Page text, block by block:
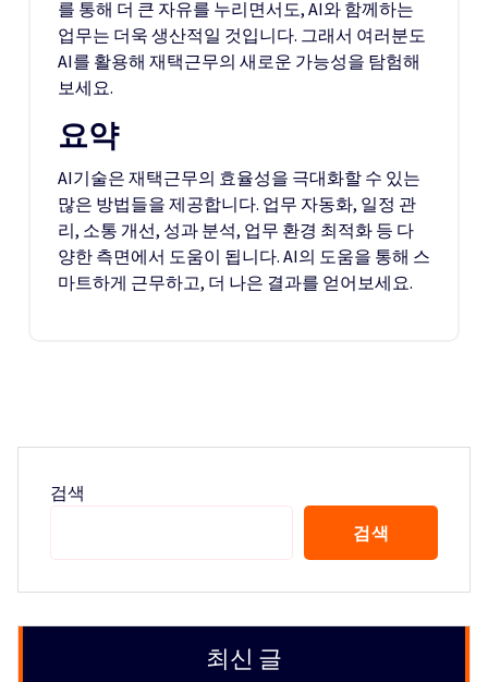
를 통해 더 큰 자유를 누리면서도, AI와 함께하는
업무는 더욱 생산적일 것입니다. 그래서 여러분도
AI를 활용해 재택근무의 새로운 가능성을 탐험해
보세요.
요약
AI기술은 재택근무의 효율성을 극대화할 수 있는
많은 방법들을 제공합니다. 업무 자동화, 일정 관
리, 소통 개선, 성과 분석, 업무 환경 최적화 등 다
양한 측면에서 도움이 됩니다. AI의 도움을 통해 스
마트하게 근무하고, 더 나은 결과를 얻어보세요.
검색
검색
최신 글